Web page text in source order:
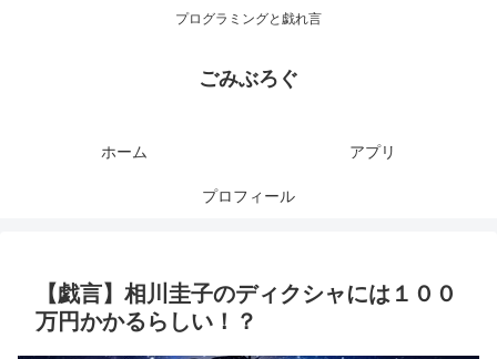
プログラミングと戯れ言
ごみぶろぐ
ホーム アプリ
プロフィール
【戯言】相川圭子のディクシャには１００
万円かかるらしい！？